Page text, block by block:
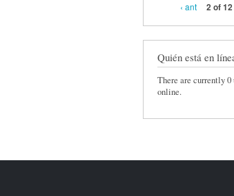
‹ ant
2 of 12
Quién está en
There are currently 0
online.